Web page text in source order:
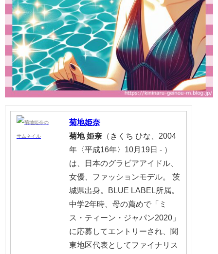
菊地姫奈
菊地 姫奈 （きくち ひな、2004
年〈平成16年〉10月19日 - ）
は、日本のグラビアアイドル、
女優、ファッションモデル。 茨
城県出身。BLUE LABEL所属。
中学2年時、母の薦めで「ミ
ス・ティーン・ジャパン2020」
に応募してエントリーされ、関
東地区代表としてファイナリス